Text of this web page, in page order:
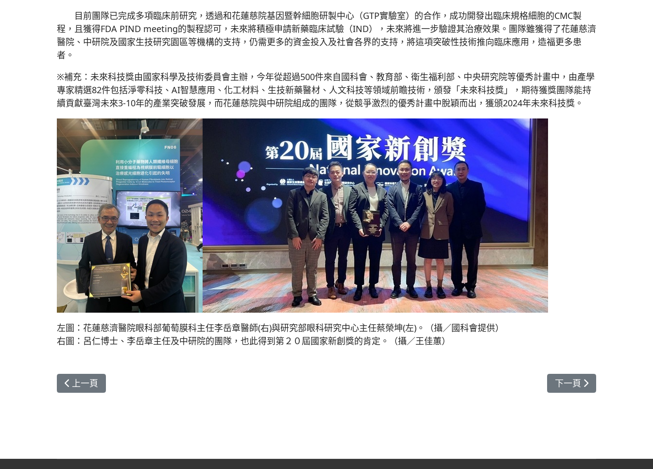
目前團隊已完成多項臨床前研究，透過和花蓮慈院基因暨幹細胞研製中心（GTP實驗室）的合作，成功開發出臨床規格細胞的CMC製
程，且獲得FDA PIND meeting的製程認可，未來將積極申請新藥臨床試驗（IND），未來將進一步驗證其治療效果。團隊雖獲得了花蓮慈濟
醫院、中研院及國家生技研究園區等機構的支持，仍需更多的資金投入及社會各界的支持，將這項突破性技術推向臨床應用，造福更多患
者。
※補充：未來科技獎由國家科學及技術委員會主辦，今年從超過500件來自國科會、教育部、衛生福利部、中央研究院等優秀計畫中，由產學
專家精選82件包括淨零科技、AI智慧應用、化工材料、生技新藥醫材、人文科技等領域前瞻技術，頒發「未來科技獎」，期待獲獎團隊能持
續貢獻臺灣未來3-10年的產業突破發展，而花蓮慈院與中研院組成的團隊，從競爭激烈的優秀計畫中脫穎而出，獲頒2024年未來科技獎。
左圖：花蓮慈濟醫院眼科部葡萄膜科主任李岳章醫師(右)與研究部眼科研究中心主任蔡榮坤(左)。（攝／國科會提供）
右圖：呂仁博士、李岳章主任及中研院的團隊，也此得到第２０屆國家新創獎的肯定。（攝／王佳蕙）
上一篇文章: 了解我們的肺功能 花蓮慈院與慈濟樂齡大學共同守護長者呼吸健康
上一頁 下一篇文章: 高空異物墜
下一頁